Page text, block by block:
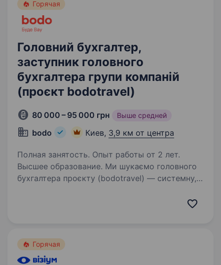
Горячая
Головний бухгалтер,
заступник головного
бухгалтера групи компаній
(проєкт bodotravel)
80 000 – 95 000 грн Выше средней
bodo Киев, 3,9 км от центра
Полная занятость. Опыт работы от 2 лет.
Высшее образование. Ми шукаємо головного
бухгалтера проєкту (bodotravel) — системну,
Горячая